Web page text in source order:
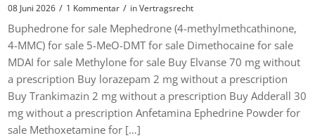
08 Juni 2026 / 1 Kommentar / inVertragsrecht
Buphedrone for sale Mephedrone (4-methylmethcathinone,
4-MMC) for sale 5-MeO-DMT for sale Dimethocaine for sale
MDAI for sale Methylone for sale Buy Elvanse 70 mg without
a prescription Buy lorazepam 2 mg without a prescription
Buy Trankimazin 2 mg without a prescription Buy Adderall 30
mg without a prescription Anfetamina Ephedrine Powder for
sale Methoxetamine for […]